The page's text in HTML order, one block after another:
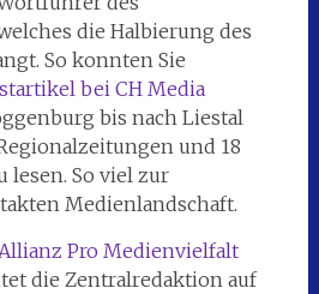
die Halbierung des
So konnten Sie
bei CH Media
bis nach Liestal
und 18
lesen. So viel zur
Medienlandschaft.
Allianz Pro Medienvielfalt
die Zentralredaktion auf